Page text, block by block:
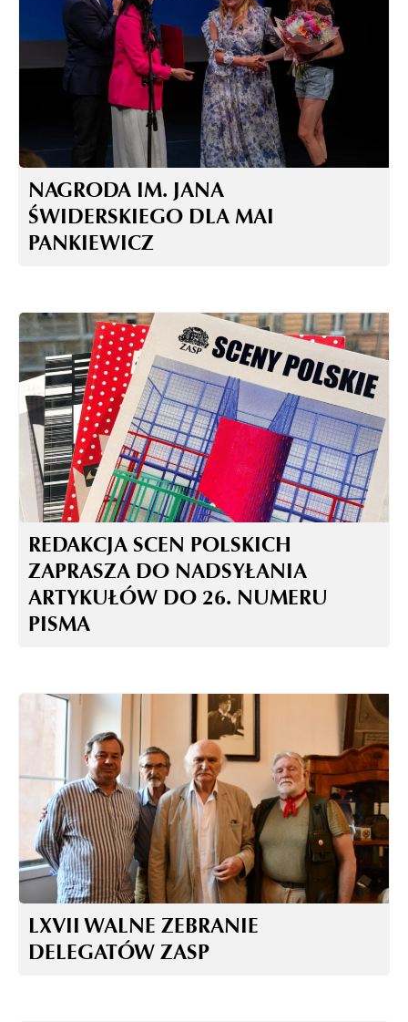
NAGRODA IM. JANA
ŚWIDERSKIEGO DLA MAI
PANKIEWICZ
REDAKCJA SCEN POLSKICH
ZAPRASZA DO NADSYŁANIA
ARTYKUŁÓW DO 26. NUMERU
PISMA
LXVII WALNE ZEBRANIE
DELEGATÓW ZASP